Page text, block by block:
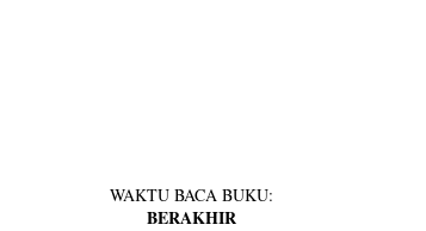
WAKTU BACA BUKU:
BERAKHIR